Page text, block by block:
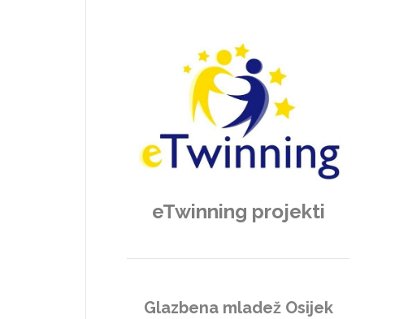
eTwinning projekti
Glazbena mladež Osijek